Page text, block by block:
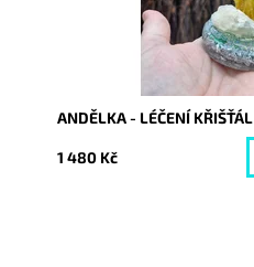
ANDĚLKA - LÉČENÍ KŘIŠŤÁL
1 480 Kč